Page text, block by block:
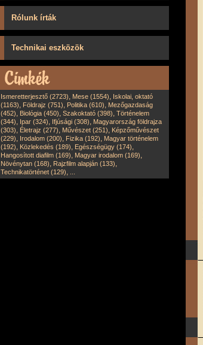
Rólunk írták
Technikai eszközök
Ismeretterjesztő (2723), Mese (1554), Iskolai, oktató
(1163), Földrajz (751), Politika (610), Mezőgazdaság
(452), Biológia (450), Szakoktató (398), Történelem
(344), Ipar (324), Ifjúsági (308), Magyarország földrajza
(303), Életrajz (277), Művészet (251), Képzőművészet
(229), Irodalom (200), Fizika (192), Magyar történelem
(192), Közlekedés (189), Egészségügy (174),
Hangosított diafilm (169), Magyar irodalom (169),
Növénytan (168), Rajzfilm alapján (133),
Technikatörténet (129),